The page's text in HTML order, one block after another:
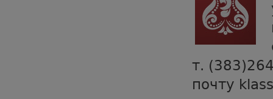
т.
почту